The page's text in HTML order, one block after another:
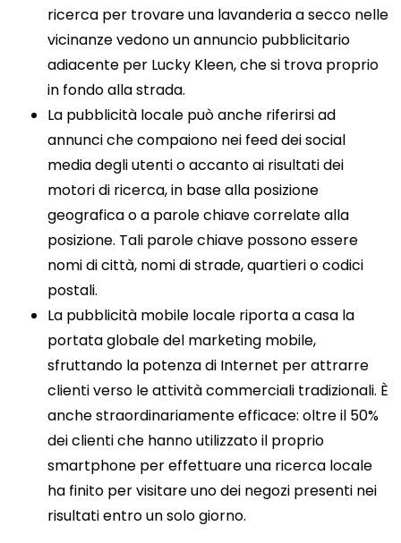
ricerca per trovare una lavanderia a secco nelle
vicinanze vedono un annuncio pubblicitario
adiacente per Lucky Kleen, che si trova proprio
in fondo alla strada.
La pubblicità locale può anche riferirsi ad
annunci che compaiono nei feed dei social
media degli utenti o accanto ai risultati dei
motori di ricerca, in base alla posizione
geografica o a parole chiave correlate alla
posizione. Tali parole chiave possono essere
nomi di città, nomi di strade, quartieri o codici
postali.
La pubblicità mobile locale riporta a casa la
portata globale del marketing mobile,
sfruttando la potenza di Internet per attrarre
clienti verso le attività commerciali tradizionali. È
anche straordinariamente efficace: oltre il 50%
dei clienti che hanno utilizzato il proprio
smartphone per effettuare una ricerca locale
ha finito per visitare uno dei negozi presenti nei
risultati entro un solo giorno.